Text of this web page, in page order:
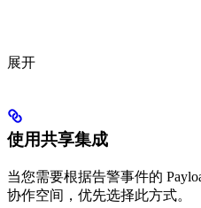
展开
使用共享集成
当您需要根据告警事件的
协作空间，优先选择此方式。